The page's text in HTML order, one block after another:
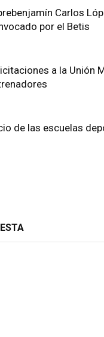
Carlos
por el Betis
a la Unión
de las escuelas